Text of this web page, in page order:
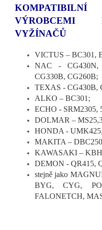
VÝROBCEMI
VYŽÍNAČŮ
VICTUS – BC301,
NAC - CG430N,
CG330B, CG260B;
TEXAS - CG430B,
ALKO – BC301;
ECHO - SRM2305,
DOLMAR –
HONDA -
MAKITA –
KAWASAKI –
DEMON - QR415,
stejně jako
BYG, CYG,
FALONETCH,